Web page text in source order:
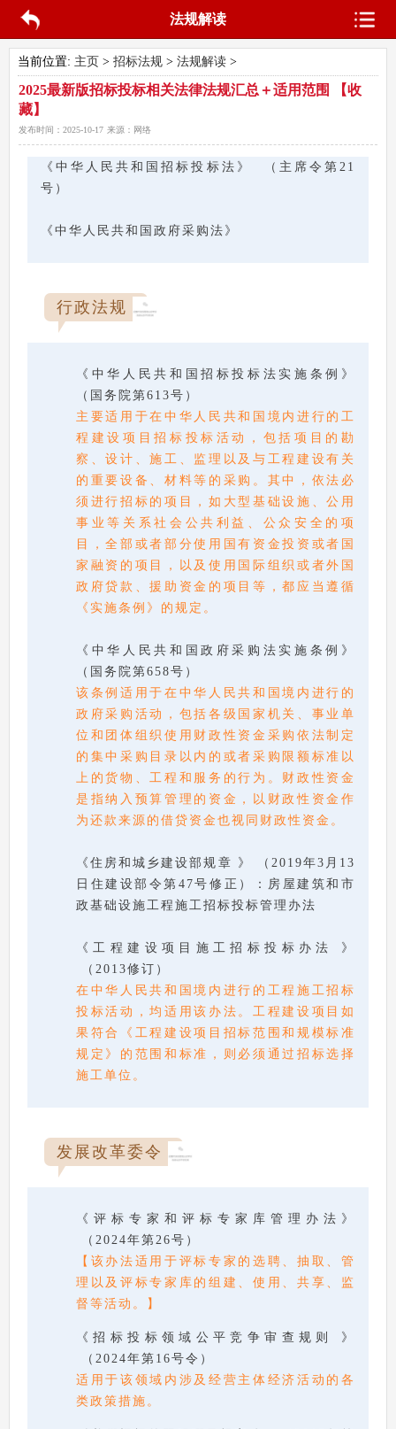
法规解读
当前位置: 主页 > 招标法规> 法规解读>
2025最新版招标投标相关法律法规汇总＋适用范围 【收
藏】
发布时间： 2025-10-17 来源： 网络
《中华人民共和国招标投标法》 （主席令第21
号）
《中华人民共和国政府采购法》
行政法规
《中华人民共和国招标投标法实施条例》
（国务院第613号）
主要适用于在中华人民共和国境内进行的工
程建设项目招标投标活动，包括项目的勘
察、设计、施工、监理以及与工程建设有关
的重要设备、材料等的采购。其中，依法必
须进行招标的项目，如大型基础设施、公用
事业等关系社会公共利益、公众安全的项
目，全部或者部分使用国有资金投资或者国
家融资的项目，以及使用国际组织或者外国
政府贷款、援助资金的项目等，都应当遵循
《实施条例》的规定。
《中华人民共和国政府采购法实施条例》
（国务院第658号）
该条例适用于在中华人民共和国境内进行的
政府采购活动，包括各级国家机关、事业单
位和团体组织使用财政性资金采购依法制定
的集中采购目录以内的或者采购限额标准以
上的货物、工程和服务的行为。财政性资金
是指纳入预算管理的资金，以财政性资金作
为还款来源的借贷资金也视同财政性资金。
《住房和城乡建设部规章 》 （2019年3月13
日住建设部令第47号修正）：房屋建筑和市
政基础设施工程施工招标投标管理办法
《工程建设项目施工招标投标办法 》
（2013修订）
在中华人民共和国境内进行的工程施工招标
投标活动，均适用该办法。工程建设项目如
果符合《工程建设项目招标范围和规模标准
规定》的范围和标准，则必须通过招标选择
施工单位。
发展改革委令
《评标专家和评标专家库管理办法》
（2024年第26号）
【该办法适用于评标专家的选聘、抽取、管
理以及评标专家库的组建、使用、共享、监
督等活动。】
《招标投标领域公平竞争审查规则 》
（2024年第16号令）
适用于该领域内涉及经营主体经济活动的各
类政策措施。